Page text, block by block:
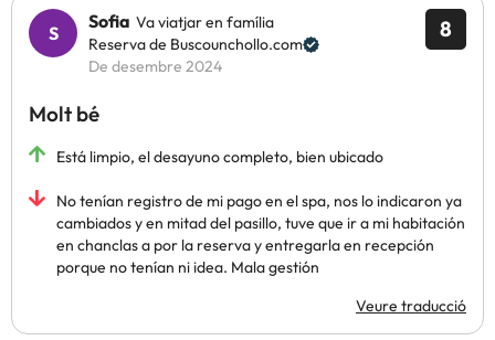
8
Sofia Va viatjar en família
Reserva de Buscounchollo.com
De desembre 2024
Molt bé
Está limpio, el desayuno completo, bien ubicado
No tenían registro de mi pago en el spa, nos lo indicaron ya
cambiados y en mitad del pasillo, tuve que ir a mi habitación
en chanclas a por la reserva y entregarla en recepción
porque no tenían ni idea. Mala gestión
Veure traducció